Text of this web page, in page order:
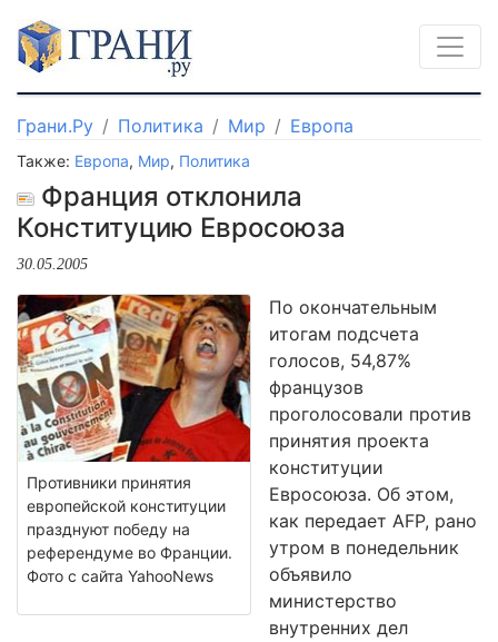
Грани.Ру Политика Мир Европа
Также: Европа, Мир, Политика
Франция отклонила
Конституцию Евросоюза
30.05.2005
Противники принятия
европейской конституции
празднуют победу на
референдуме во Франции.
Фото с сайта YahooNews
По окончательным
итогам подсчета
голосов, 54,87%
французов
проголосовали против
принятия проекта
конституции
Евросоюза. Об этом,
как передает AFP, рано
утром в понедельник
объявило
министерство
внутренних дел